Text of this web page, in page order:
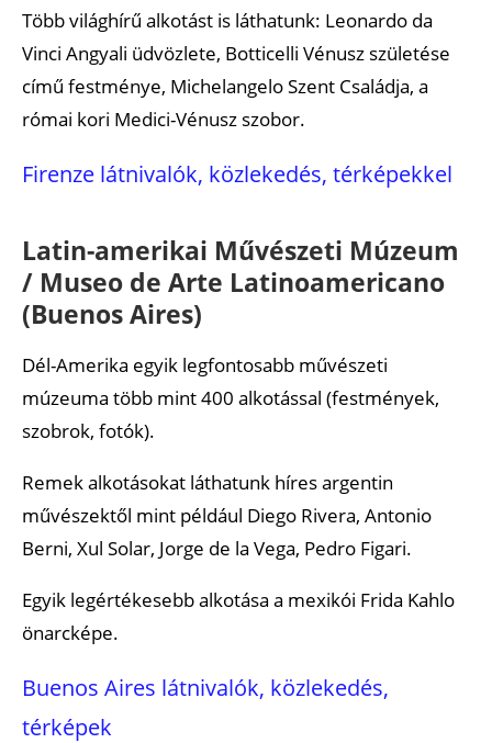
Több világhírű alkotást is láthatunk: Leonardo da
Vinci Angyali üdvözlete, Botticelli Vénusz születése
című festménye, Michelangelo Szent Családja, a
római kori Medici-Vénusz szobor.
Firenze látnivalók, közlekedés, térképekkel
Latin-amerikai Művészeti Múzeum
/ Museo de Arte Latinoamericano
(Buenos Aires)
Dél-Amerika egyik legfontosabb művészeti
múzeuma több mint 400 alkotással (festmények,
szobrok, fotók).
Remek alkotásokat láthatunk híres argentin
művészektől mint például Diego Rivera, Antonio
Berni, Xul Solar, Jorge de la Vega, Pedro Figari.
Egyik legértékesebb alkotása a mexikói Frida Kahlo
önarcképe.
Buenos Aires látnivalók, közlekedés,
térképek